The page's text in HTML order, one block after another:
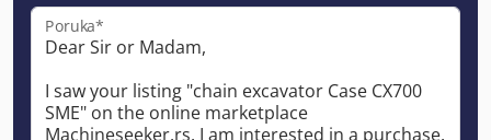
Poruka*